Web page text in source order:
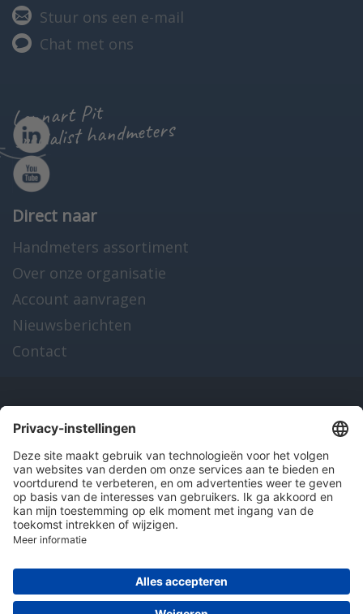
Stuur ons een e-mail
Chat met ons
Lennart Pit
specialist handmeters
Direct naar
Handmeters assortiment
Over onze organisatie
Account aanvragen
Nieuwsberichten
Contact
Onze producten
en diensten
Over Hitma
Algemene voorwaarden Disclaimer
Colofon
© 2026 Hitma B.V.